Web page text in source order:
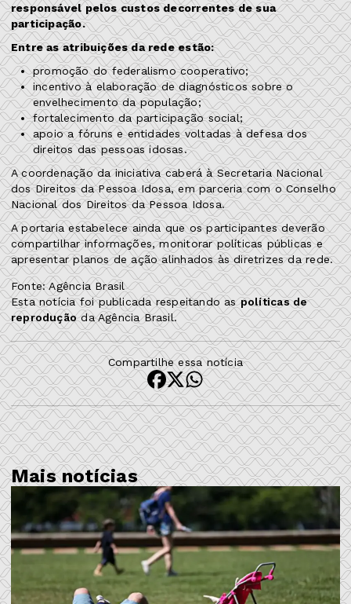
responsável pelos custos decorrentes de sua
participação.
Entre as atribuições da rede estão:
promoção do federalismo cooperativo;
incentivo à elaboração de diagnósticos sobre o
envelhecimento da população;
fortalecimento da participação social;
apoio a fóruns e entidades voltadas à defesa dos
direitos das pessoas idosas.
A coordenação da iniciativa caberá à Secretaria Nacional
dos Direitos da Pessoa Idosa, em parceria com o Conselho
Nacional dos Direitos da Pessoa Idosa.
A portaria estabelece ainda que os participantes deverão
compartilhar informações, monitorar políticas públicas e
apresentar planos de ação alinhados às diretrizes da rede.
Fonte: Agência Brasil
Esta notícia foi publicada respeitando aspolíticas de
reproduçãoda Agência Brasil.
Compartilhe essa notícia
Mais notícias